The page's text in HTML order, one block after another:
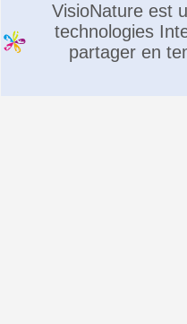
VisioNature est
technologies
partager en